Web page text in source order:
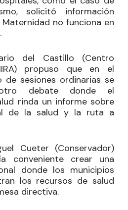
solicitó información
no funciona en
del Castillo (Centro
propuso que en el
de sesiones ordinarias se
debate donde el
rinda un informe sobre
de la salud y la ruta a
Cueter (Conservador)
conveniente crear una
donde los municipios
los recursos de salud
directiva.